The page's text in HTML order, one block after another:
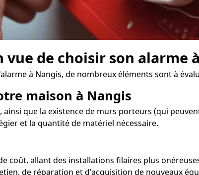
vue de choisir son alarme
à Nangis, de nombreux éléments sont à
maison à Nangis
ainsi que la existence de murs porteurs (qui
et la quantité de matériel nécessaire.
coût, allant des installations filaires plus
de réparation et d'acquisition de nouveaux